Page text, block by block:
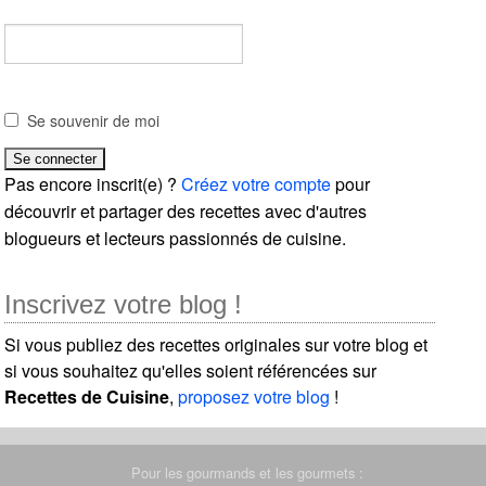
Se souvenir de moi
Pas encore inscrit(e) ?Créez votre comptepour
découvrir et partager des recettes avec d'autres
blogueurs et lecteurs passionnés de cuisine.
Inscrivez votre blog !
Si vous publiez des recettes originales sur votre blog et
si vous souhaitez qu'elles soient référencées sur
Recettes de Cuisine,proposez votre blog !
Pour les gourmands et les gourmets :